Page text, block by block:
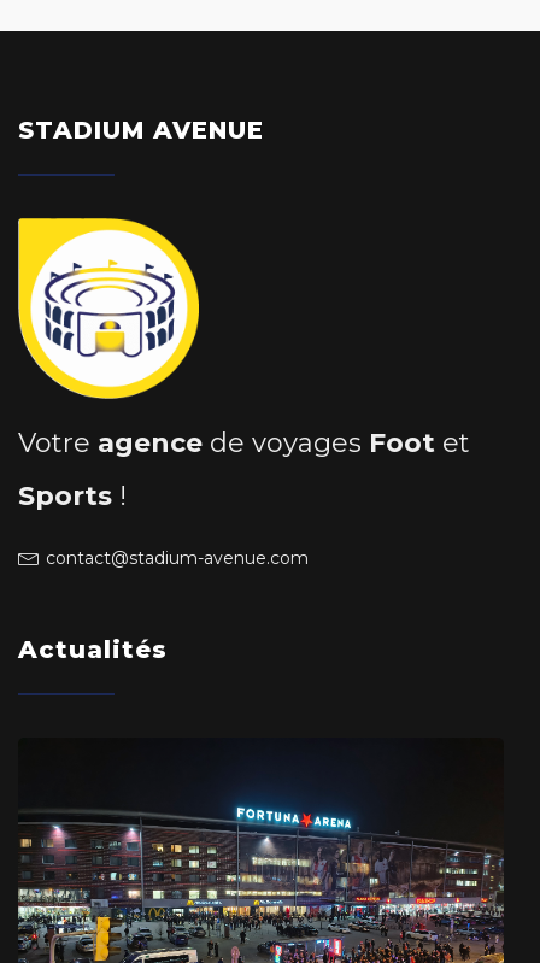
STADIUM AVENUE
Votre agence de voyages Foot et
Sports !
contact@stadium-avenue.com
Actualités